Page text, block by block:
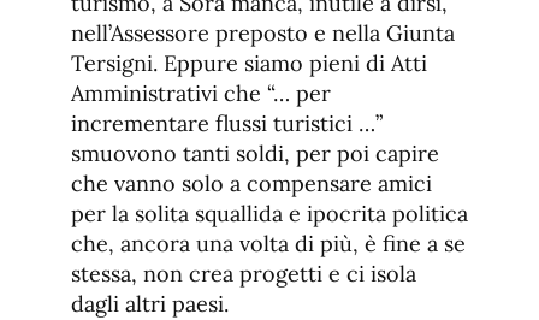
nell’Assessore preposto e nella Giunta
Tersigni. Eppure siamo pieni di Atti
Amministrativi che “… per
incrementare flussi turistici …”
smuovono tanti soldi, per poi capire
che vanno solo a compensare amici
per la solita squallida e ipocrita politica
che, ancora una volta di più, è fine a se
stessa, non crea progetti e ci isola
dagli altri paesi.